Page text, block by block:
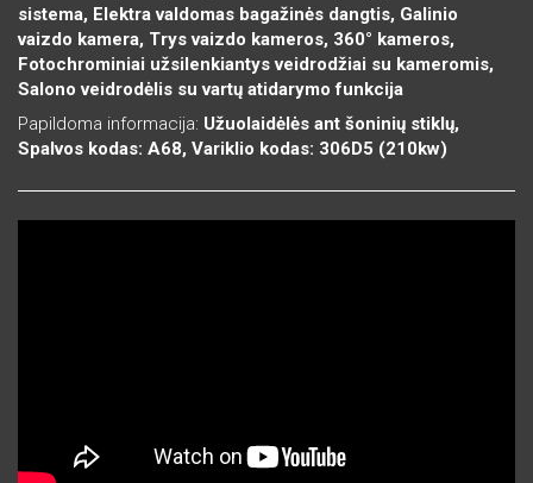
sistema, Elektra valdomas bagažinės dangtis, Galinio
vaizdo kamera, Trys vaizdo kameros, 360° kameros,
Fotochrominiai užsilenkiantys veidrodžiai su kameromis,
Salono veidrodėlis su vartų atidarymo funkcija
Papildoma informacija: Užuolaidėlės ant šoninių stiklų,
Spalvos kodas: A68, Variklio kodas: 306D5 (210kw)